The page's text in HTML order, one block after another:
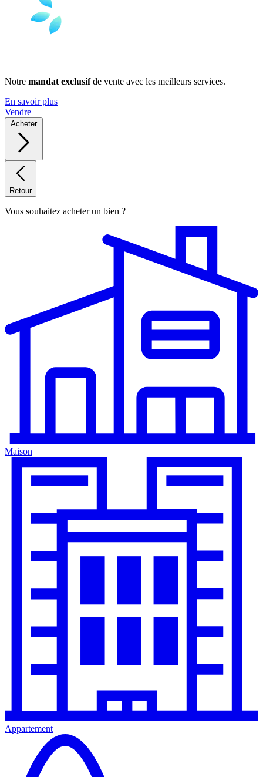
Notre mandat exclusifde vente avec les meilleurs services.
En savoir plus
Vendre
Acheter
Retour
Vous souhaitez acheter un bien ?
Maison
Appartement